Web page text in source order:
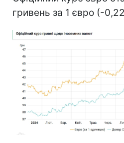
гривень за 1 євро (-